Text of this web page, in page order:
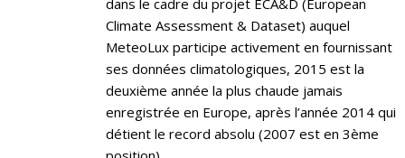
Climate Assessment & Dataset) auquel
MeteoLux participe activement en fournissant
ses données climatologiques, 2015 est la
deuxième année la plus chaude jamais
enregistrée en Europe, après l’année 2014 qui
détient le record absolu (2007 est en 3ème